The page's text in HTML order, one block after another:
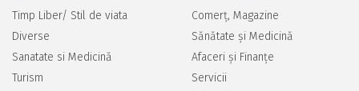
Timp Liber/ Stil de viata
Diverse
Sanatate si Medicină
Turism
Comerţ, Magazine
Sănătate şi Medicină
Afaceri şi Finanţe
Servicii